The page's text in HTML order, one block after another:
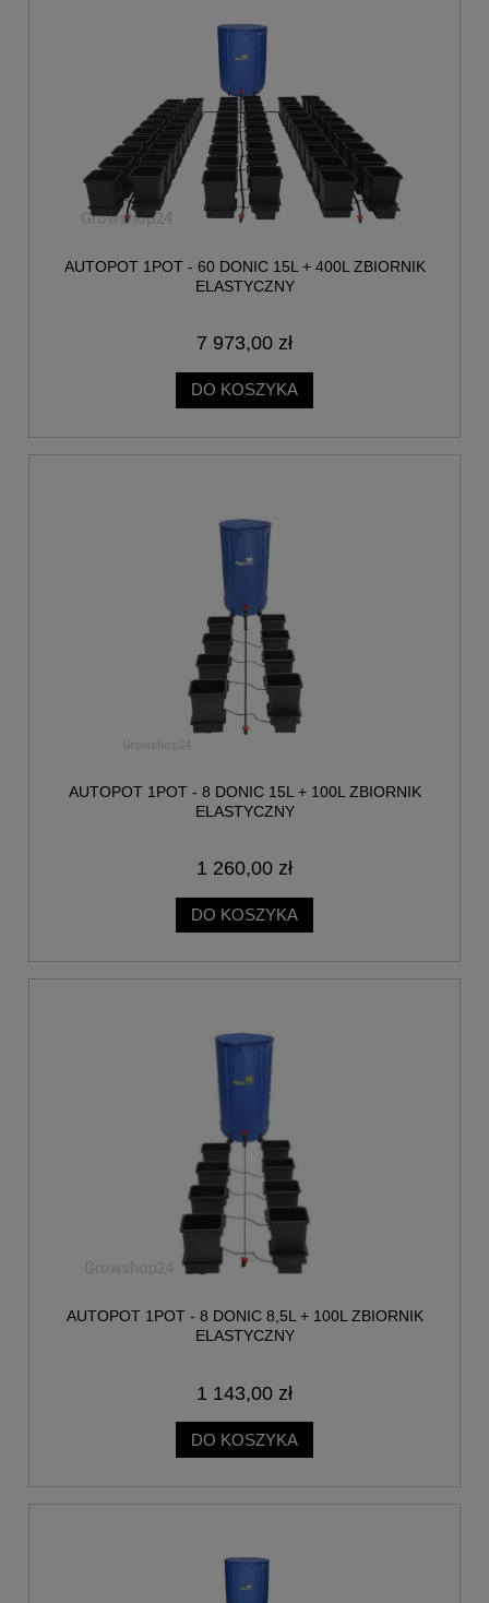
AUTOPOT 1POT - 60 DONIC 15L + 400L ZBIORNIK
ELASTYCZNY
7 973,00 zł
DO KOSZYKA
AUTOPOT 1POT - 8 DONIC 15L + 100L ZBIORNIK
ELASTYCZNY
1 260,00 zł
DO KOSZYKA
AUTOPOT 1POT - 8 DONIC 8,5L + 100L ZBIORNIK
ELASTYCZNY
1 143,00 zł
DO KOSZYKA